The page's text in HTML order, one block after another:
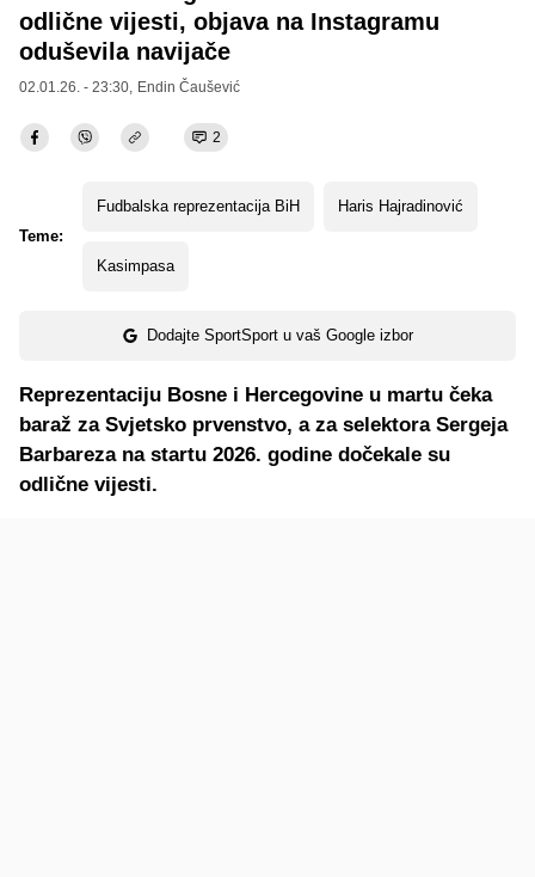
odlične vijesti, objava na Instagramu
oduševila navijače
02.01.26. - 23:30, Endin Čaušević
2
Teme:
Fudbalska reprezentacija BiH Haris Hajradinović
Kasimpasa
Dodajte SportSport u vaš Google izbor
Reprezentaciju Bosne i Hercegovine u martu čeka
baraž za Svjetsko prvenstvo, a za selektora Sergeja
Barbareza na startu 2026. godine dočekale su
odlične vijesti.